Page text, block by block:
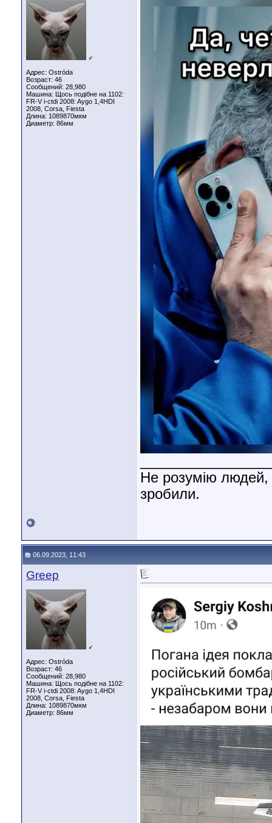
♂
Адрес: Ostróda
Возраст: 46
Сообщений: 28,980
Машина: Щось подібне на 1102:
FR-V i-ctdi 2008: Aygo 1,4HDI
2008, Corsa, Fiesta
Длина: 1089870мкм
Диаметр: 86мм
Не розумію людей,
зробили.
06.09.2023, 11:43
Greep
♂
Адрес: Ostróda
Возраст: 46
Сообщений: 28,980
Машина: Щось подібне на 1102:
FR-V i-ctdi 2008: Aygo 1,4HDI
2008, Corsa, Fiesta
Длина: 1089870мкм
Диаметр: 86мм